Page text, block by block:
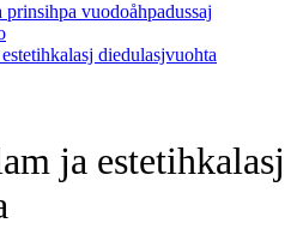
prinsihpa vuodoåhpadussaj
diedulasjvuohta
ja estetihkalasj